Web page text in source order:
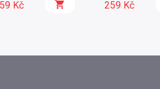
Kč 259 Kč